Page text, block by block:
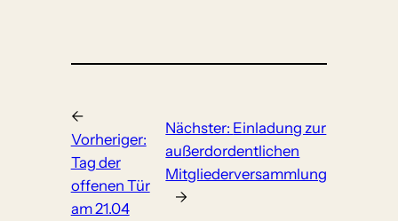
←
Vorheriger:
Tag der
offenen Tür
am 21.04
Nächster: Einladung zur
außerdordentlichen
Mitgliederversammlung
→